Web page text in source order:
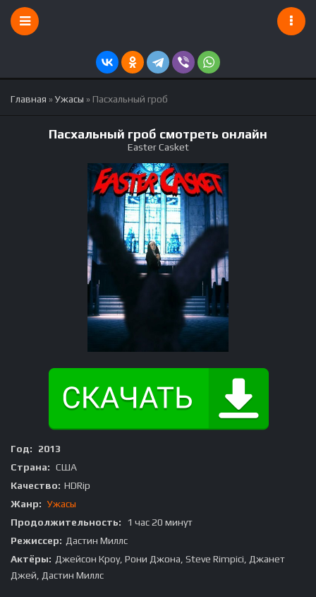
Главная »Ужасы » Пасхальный гроб
Пасхальный гроб смотреть онлайн
Easter Casket
Год:
2013
Страна: США
Качество: HDRip
Жанр: Ужасы
Продолжительность:
1 час 20 минут
Режиссер: Дастин Миллс
Актёры: Джейсон Кроу, Рони Джона, Steve Rimpici, Джанет
Джей, Дастин Миллс